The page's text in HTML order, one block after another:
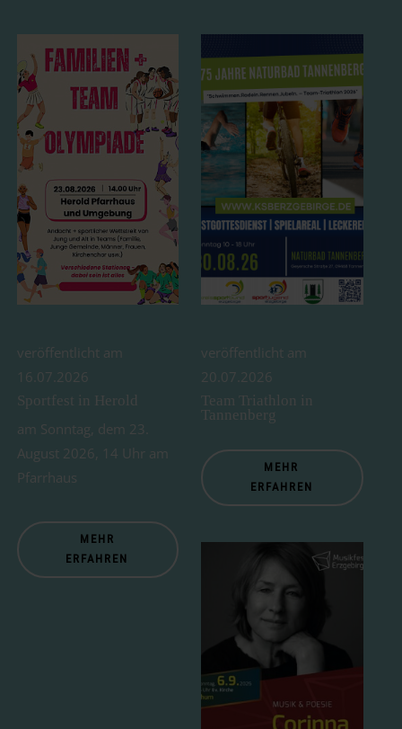
veröffentlicht am
16.07.2026
Sportfest in Herold
am Sonntag, dem 23.
August 2026, 14 Uhr am
Pfarrhaus
MEHR
ERFAHREN
veröffentlicht am
20.07.2026
Team Triathlon in
Tannenberg
MEHR
ERFAHREN